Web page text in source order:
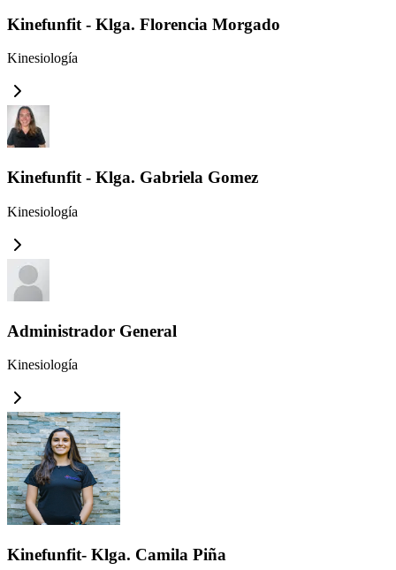
Kinefunfit - Klga. Florencia Morgado
Kinesiología
Kinefunfit - Klga. Gabriela Gomez
Kinesiología
Administrador General
Kinesiología
Kinefunfit- Klga. Camila Piña